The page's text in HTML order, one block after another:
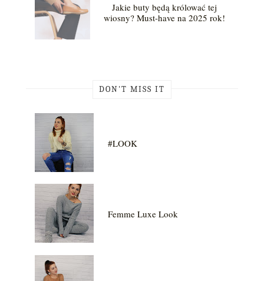
Jakie buty będą królować tej
wiosny? Must-have na 2025 rok!
DON'T MISS IT
#LOOK
Femme Luxe Look